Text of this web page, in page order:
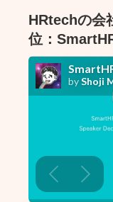
HRtechの会
位：